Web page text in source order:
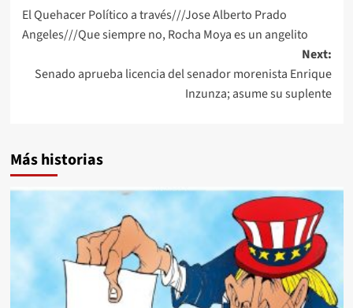
navigation
El Quehacer Político a través///Jose Alberto Prado
Angeles///Que siempre no, Rocha Moya es un angelito
Next:
Senado aprueba licencia del senador morenista Enrique
Inzunza; asume su suplente
Más historias